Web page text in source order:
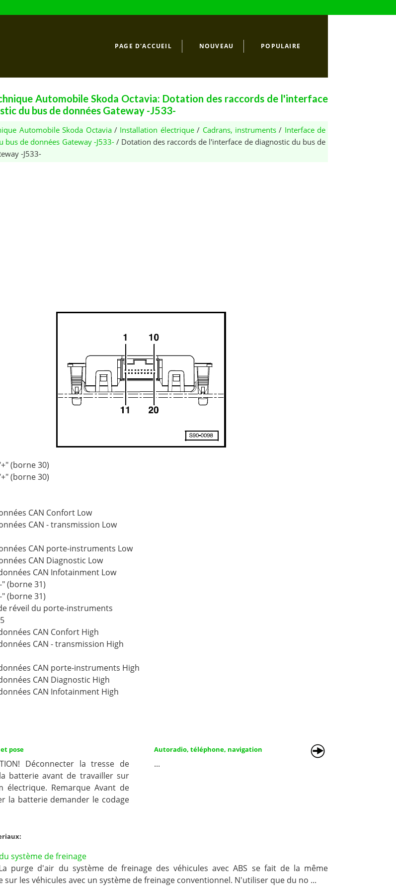
PAGE D'ACCUEIL NOUVEAU POPULAIRE
Automobile Skoda Octavia: Dotation des raccords de l'interface
du bus de données Gateway -J533-
Automobile Skoda Octavia/ Installation électrique/ Cadrans, instruments/ Interface de
bus de données Gateway -J533-/ Dotation des raccords de l'interface de diagnostic du bus de
-J533-
(borne 30)
(borne 30)
CAN Confort Low
CAN - transmission Low
CAN porte-instruments Low
CAN Diagnostic Low
CAN Infotainment Low
" (borne 31)
" (borne 31)
réveil du porte-instruments
CAN Confort High
CAN - transmission High
CAN porte-instruments High
CAN Diagnostic High
CAN Infotainment High
pose
Déconnecter la tresse de
batterie avant de travailler sur
électrique. Remarque Avant de
la batterie demander le codage
Autoradio, téléphone, navigation
...
système de freinage
purge d'air du système de freinage des véhicules avec ABS se fait de la même
sur les véhicules avec un système de freinage conventionnel. N'utiliser que du no ...